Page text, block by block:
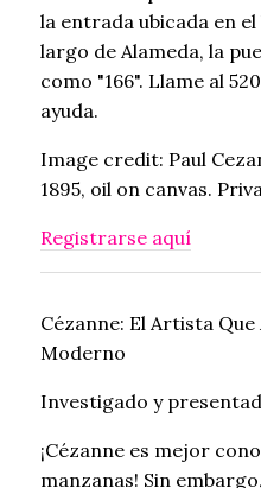
la entrada ubicada en
largo de Alameda, la
como "166". Llame al
ayuda.
Image credit: Paul
1895, oil on canvas.
Registrarse aquí
Cézanne: El Artista
Moderno
Investigado y
¡Cézanne es mejor
manzanas! Sin